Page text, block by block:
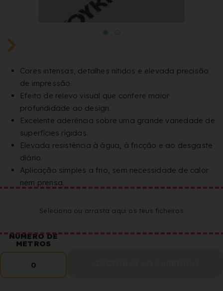
Cores intensas, detalhes nítidos e elevada precisão
de impressão.
Efeito de relevo visual que confere maior
profundidade ao design.
Excelente aderência sobre uma grande variedade de
superfícies rígidas.
Elevada resistência à água, à fricção e ao desgaste
diário.
Aplicação simples a frio, sem necessidade de calor
nem prensa.
Seleciona ou arrasta aqui os teus ficheiros
NÚMERO DE
METROS
0